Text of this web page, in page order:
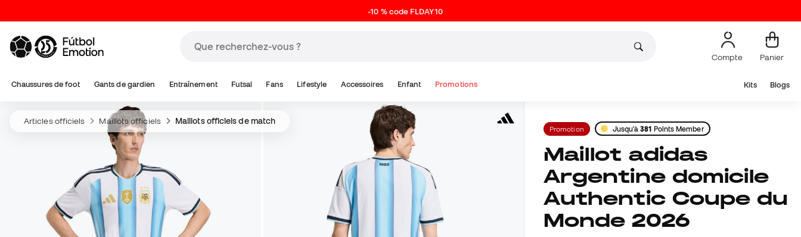
-10 % code FLDAY10
Compte Panier
Chaussures de foot Gants de gardien Entraînement Futsal Fans Lifestyle Accessoires Enfant Promotions Kits Blogs
Articles officiels Maillots officiels Maillots officiels de match
Promotion Jusqu'à381 Points Member
Maillot adidas
Argentine domicile
Authentic Coupe du
Monde 2026